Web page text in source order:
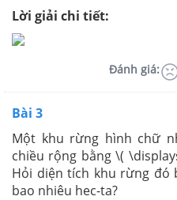
Lời giải chi tiết:
Đánh giá:
Bài 3
Một khu rừng hình chữ
chiều rộng bằng \(
Hỏi diện tích khu rừng đó
bao nhiêu hec-ta?